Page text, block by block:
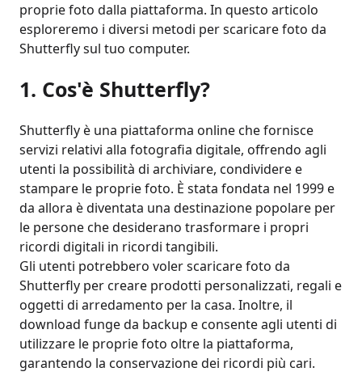
proprie foto dalla piattaforma. In questo articolo
esploreremo i diversi metodi per scaricare foto da
Shutterfly sul tuo computer.
1. Cos'è Shutterfly?
Shutterfly è una piattaforma online che fornisce
servizi relativi alla fotografia digitale, offrendo agli
utenti la possibilità di archiviare, condividere e
stampare le proprie foto. È stata fondata nel 1999 e
da allora è diventata una destinazione popolare per
le persone che desiderano trasformare i propri
ricordi digitali in ricordi tangibili.
Gli utenti potrebbero voler scaricare foto da
Shutterfly per creare prodotti personalizzati, regali e
oggetti di arredamento per la casa. Inoltre, il
download funge da backup e consente agli utenti di
utilizzare le proprie foto oltre la piattaforma,
garantendo la conservazione dei ricordi più cari.